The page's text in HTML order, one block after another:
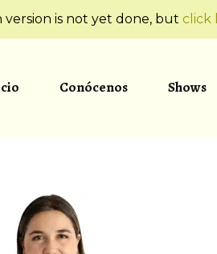
version is not yet done, but click
Conócenos Shows